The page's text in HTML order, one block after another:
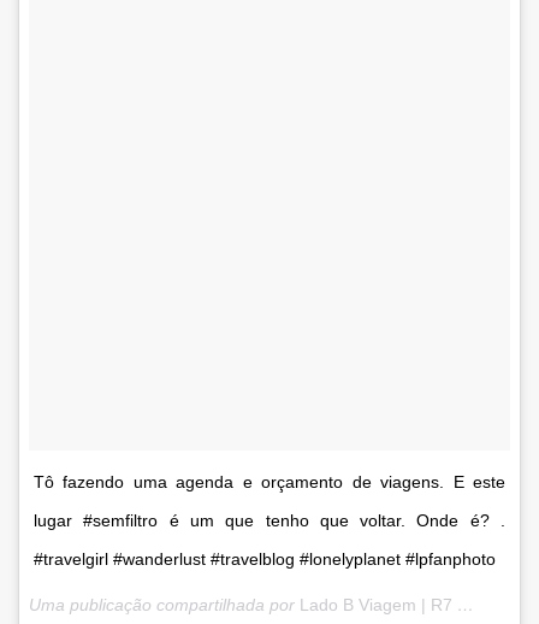
Tô fazendo uma agenda e orçamento de viagens. E este
lugar #semfiltro é um que tenho que voltar. Onde é? .
#travelgirl #wanderlust #travelblog #lonelyplanet #lpfanphoto
Uma publicação compartilhada por Lado B Viagem | R7